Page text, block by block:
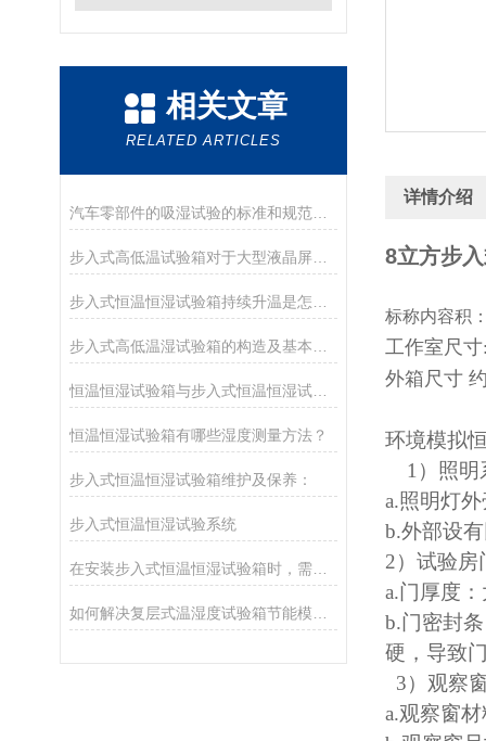
相关文章
RELATED ARTICLES
汽车零部件的吸湿试验的标准和规范有哪些？
恒温恒湿试验箱有哪些湿度测量方法？
步入式恒温恒湿试验箱维护及保养：
步入式恒温恒湿试验系统
详情介绍
8立方步
标称内容积
工作室尺
外箱尺寸
环境模拟
1）照明
a.照明灯
b.外部设
2）试验房
a.门厚度
b.门密封
硬，导致
3）观察
a.观察窗